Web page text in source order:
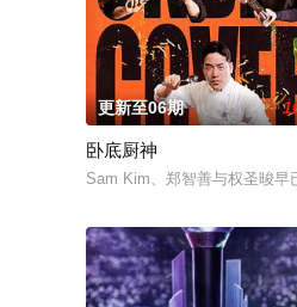
更新至06期
卧底厨神
Sam Kim、郑智善与权圣晙早